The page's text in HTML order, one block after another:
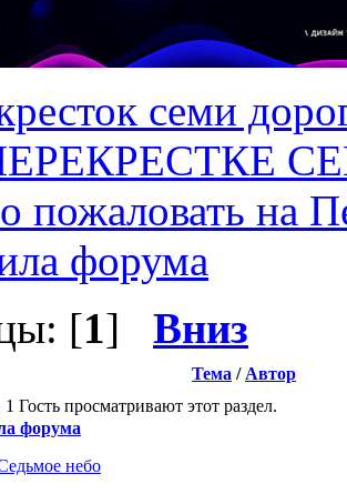
семи
пожаловать на
форума
[1] Вниз
Тема / Автор
Гость просматривают этот раздел.
форума
небо